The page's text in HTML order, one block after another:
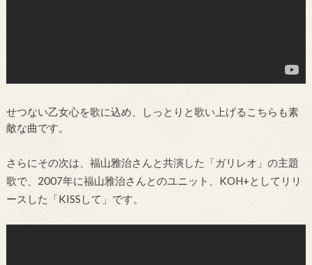
せつない乙女心を歌に込め、しっとりと歌い上げるこちらも素
敵な曲です。
さらにその次は、福山雅治さんと共演した「ガリレオ」の主題
歌で、2007年に福山雅治さんとのユニット、KOH+としてリリ
ースした「KISSして」です。